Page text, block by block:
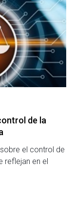
de la
el control de
reflejan en el